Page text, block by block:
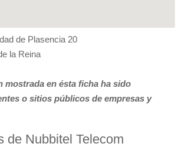
de Plasencia 20
la Reina
mostrada en ésta ficha ha sido
o sitios públicos de empresas y
de Nubbitel Telecom